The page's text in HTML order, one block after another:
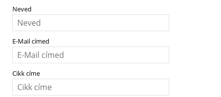
Neved
E-Mail címed
Cikk címe